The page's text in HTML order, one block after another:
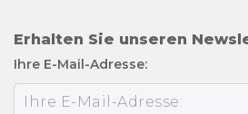
Erhalten Sie unseren
Ihre E-Mail-Adresse: